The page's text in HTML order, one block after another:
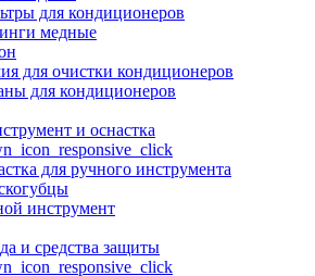
для кондиционеров
медные
для очистки кондиционеров
для кондиционеров
и оснастка
для ручного инструмента
инструмент
и средства защиты